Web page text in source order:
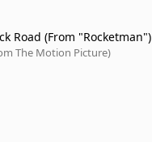
Road (From "Rocketman")
The Motion Picture)